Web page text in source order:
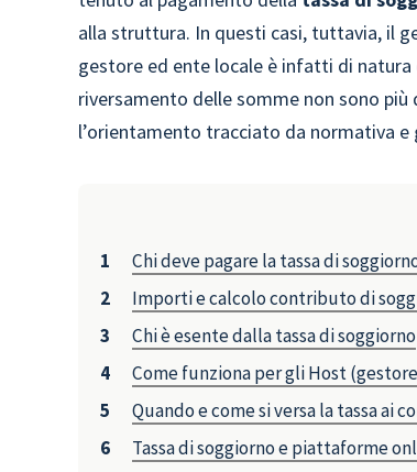
alla struttura. In questi casi, tuttavia, il
gestore ed ente locale è infatti di
riversamento delle somme non sono
l’orientamento tracciato da normativa e
Chi deve pagare la tassa di
Importi e calcolo contributo di
Chi è esente dalla tassa di soggiorno
Come funziona per gli Host
Quando e come si versa la tassa ai
Tassa di soggiorno e piattaforme